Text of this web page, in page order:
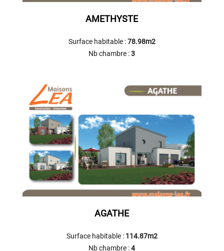
AMETHYSTE
Surface habitable :78.98m2
Nb chambre :3
AGATHE
Surface habitable : 114.87m2
Nb chambre :4